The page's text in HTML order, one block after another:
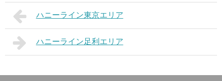
ハニーライン東京エリア
ハニーライン足利エリア